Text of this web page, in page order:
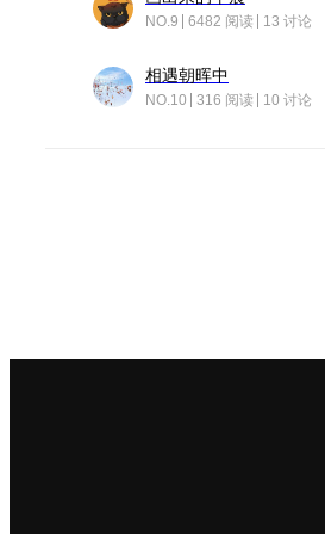
NO.9 6482 阅读 13 讨论
相遇朝晖中
NO.10 316 阅读 10 讨论